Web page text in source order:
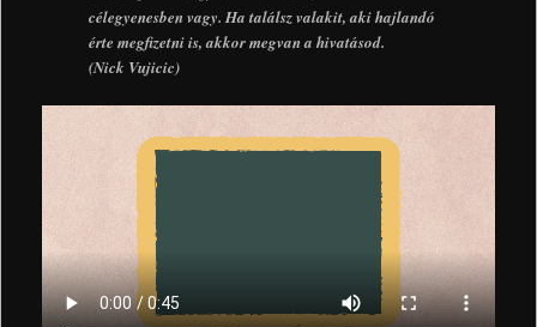
célegyenesben vagy. Ha találsz valakit, aki hajlandó
érte megfizetni is, akkor megvan a hivatásod.
(Nick Vujicic)